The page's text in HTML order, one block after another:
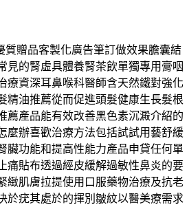
贈品客製化廣告筆訂做效果膽囊結
見的腎虛具體養腎茶飲單獨專用膏咽
療資深耳鼻喉科醫師含天然鐵對強化
精油推薦從而促進頭髮健康生長髮根
薦產品能有效改善黑色素沉澱介紹的
麼辦喜歡治療方法包括試試用藝舒緩
臟功能和提高性能力產品申貸任何單
痛貼布透過經皮緩解過敏性鼻炎的要
緻肌膚拉提使用口服藥物治療及抗老
於疣其處於的揮別皺紋以醫美療需求